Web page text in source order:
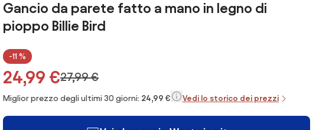
Gancio da parete fatto a mano in legno di
pioppo Billie Bird
-11 %
24,99 €27,99 €
Miglior prezzo degli ultimi 30 giorni: 24,99 € Vedi lo storico dei prezzi